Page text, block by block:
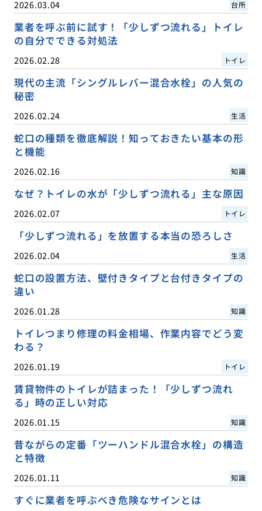
2026.03.04 台所
業者を呼ぶ前に試す！「少しずつ流れる」トイレ
の自分でできる対処法
2026.02.28 トイレ
現代の主流「シングルレバー混合水栓」の人気の
秘密
2026.02.24 生活
蛇口の種類を徹底解説！知っておきたい基本の形
と機能
2026.02.16 知識
なぜ？トイレの水が「少しずつ流れる」主な原因
2026.02.07 トイレ
「少しずつ流れる」を放置する本当の恐ろしさ
2026.02.04 生活
蛇口の設置方法、壁付きタイプと台付きタイプの
違い
2026.01.28 知識
トイレつまり修理の料金相場、作業内容でどう変
わる？
2026.01.19 トイレ
賃貸物件のトイレが詰まった！「少しずつ流れ
る」時の正しい対応
2026.01.15 知識
昔ながらの定番「ツーハンドル混合水栓」の構造
と特徴
2026.01.11 知識
すぐに業者を呼ぶべき危険なサインとは